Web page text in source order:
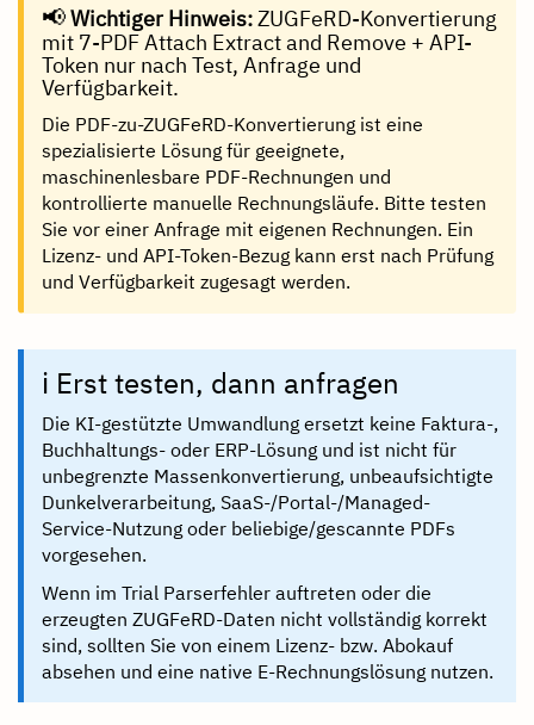
📢Wichtiger Hinweis:ZUGFeRD-Konvertierung
mit 7-PDF Attach Extract and Remove + API-
Token nur nach Test, Anfrage und
Verfügbarkeit.
Die PDF-zu-ZUGFeRD-Konvertierung ist eine
spezialisierte Lösung für geeignete,
maschinenlesbare PDF-Rechnungen und
kontrollierte manuelle Rechnungsläufe. Bitte testen
Sie vor einer Anfrage mit eigenen Rechnungen. Ein
Lizenz- und API-Token-Bezug kann erst nach Prüfung
und Verfügbarkeit zugesagt werden.
ℹ️ Erst testen, dann anfragen
Die KI-gestützte Umwandlung ersetzt keine Faktura-,
Buchhaltungs- oder ERP-Lösung und ist nicht für
unbegrenzte Massenkonvertierung, unbeaufsichtigte
Dunkelverarbeitung, SaaS-/Portal-/Managed-
Service-Nutzung oder beliebige/gescannte PDFs
vorgesehen.
Wenn im Trial Parserfehler auftreten oder die
erzeugten ZUGFeRD-Daten nicht vollständig korrekt
sind, sollten Sie von einem Lizenz- bzw. Abokauf
absehen und eine native E-Rechnungslösung nutzen.